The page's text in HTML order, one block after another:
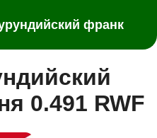
франк
0.491 RWF